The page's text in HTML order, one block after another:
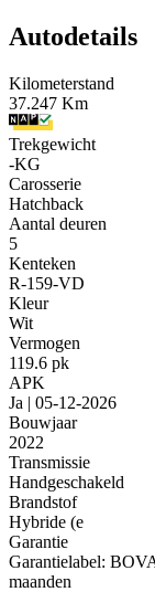
Autodetails
Kilometerstand
37.247 Km
Trekgewicht
-KG
Carosserie
Hatchback
Aantal deuren
5
Kenteken
R-159-VD
Kleur
Wit
Vermogen
119.6 pk
APK
Ja | 05-12-2026
Bouwjaar
2022
Transmissie
Handgeschakeld
Brandstof
Hybride (e
Garantie
Garantielabel:
maanden